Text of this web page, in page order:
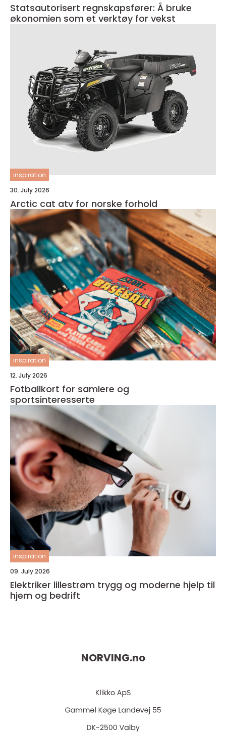
Statsautorisert regnskapsfører: Å bruke
økonomien som et verktøy for vekst
inspiration
30. July 2026
Arctic cat atv for norske forhold
inspiration
12. July 2026
Fotballkort for samlere og
sportsinteresserte
inspiration
09. July 2026
Elektriker lillestrøm trygg og moderne hjelp til
hjem og bedrift
NORVING.no